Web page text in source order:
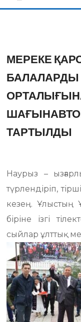
МЕРЕКЕ
БАЛАЛАРДЫ
ТАРТЫЛДЫ
Наурыз –
түрлендіріп,
кезең. Ұлыстың
біріне ізгі
сыйлар ұлттық